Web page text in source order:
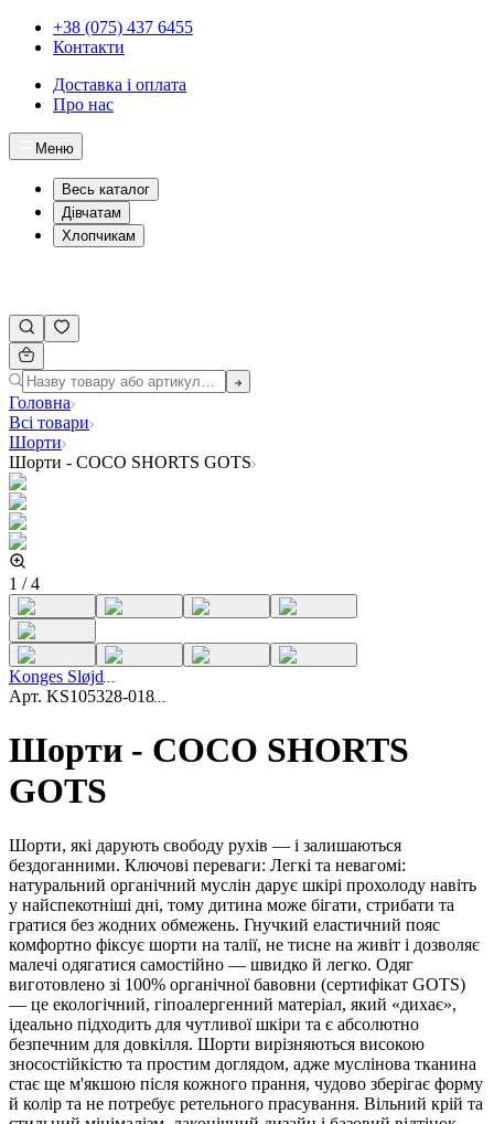
+38 (075) 437 6455
Контакти
Доставка і оплата
Про нас
Меню
Весь каталог
Дівчатам
Хлопчикам
Головна
Всі товари
Шорти
Шорти - COCO SHORTS GOTS
1 /4
Konges Sløjd
Арт. KS105328-018
Шорти - COCO SHORTS
GOTS
Шорти, які дарують свободу рухів — і залишаються
бездоганними. Ключові переваги: Легкі та невагомі:
натуральний органічний муслін дарує шкірі прохолоду навіть
у найспекотніші дні, тому дитина може бігати, стрибати та
гратися без жодних обмежень. Гнучкий еластичний пояс
комфортно фіксує шорти на талії, не тисне на живіт і дозволяє
малечі одягатися самостійно — швидко й легко. Одяг
виготовлено зі 100% органічної бавовни (сертифікат GOTS)
— це екологічний, гіпоалергенний матеріал, який «дихає»,
ідеально підходить для чутливої шкіри та є абсолютно
безпечним для довкілля. Шорти вирізняються високою
зносостійкістю та простим доглядом, адже муслінова тканина
стає ще м'якшою після кожного прання, чудово зберігає форму
й колір та не потребує ретельного прасування. Вільний крій та